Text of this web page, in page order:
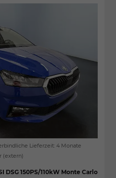
Lieferzeit: 4 Monate
(extern)
DSG 150PS/110kW Monte Carlo